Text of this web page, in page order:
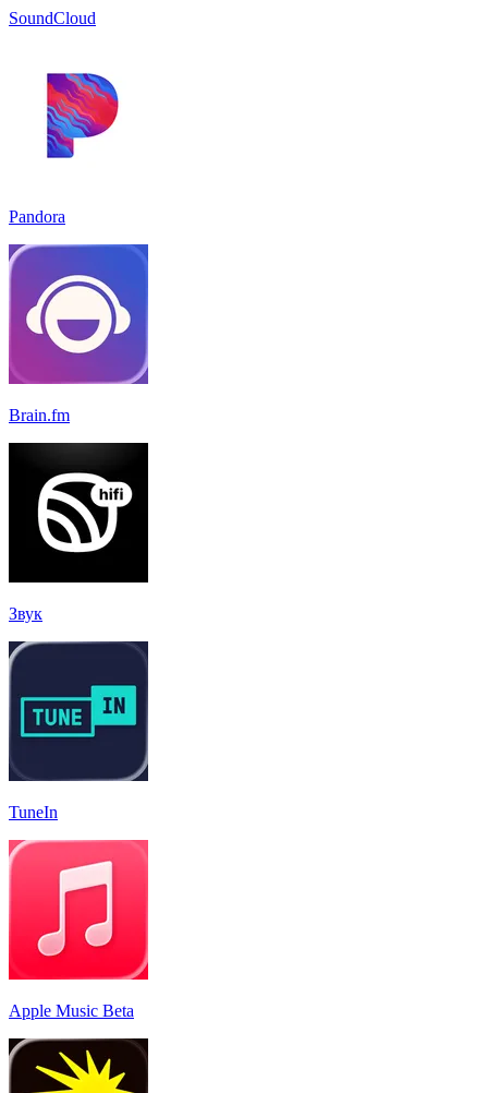
SoundCloud
Pandora
Brain.fm
Звук
TuneIn
Apple Music Beta